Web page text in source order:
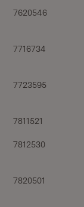
7620546
7716734
7723595
7811521
7812530
7820501